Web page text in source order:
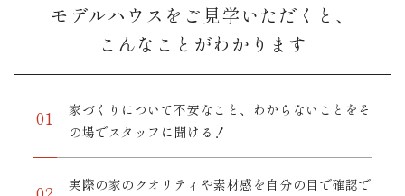
モデルハウスをご見学いただくと、
こんなことがわかります
家づくりについて不安なこと、わからないことをそ
の場でスタッフに聞ける！
実際の家のクオリティや素材感を自分の目で確認で